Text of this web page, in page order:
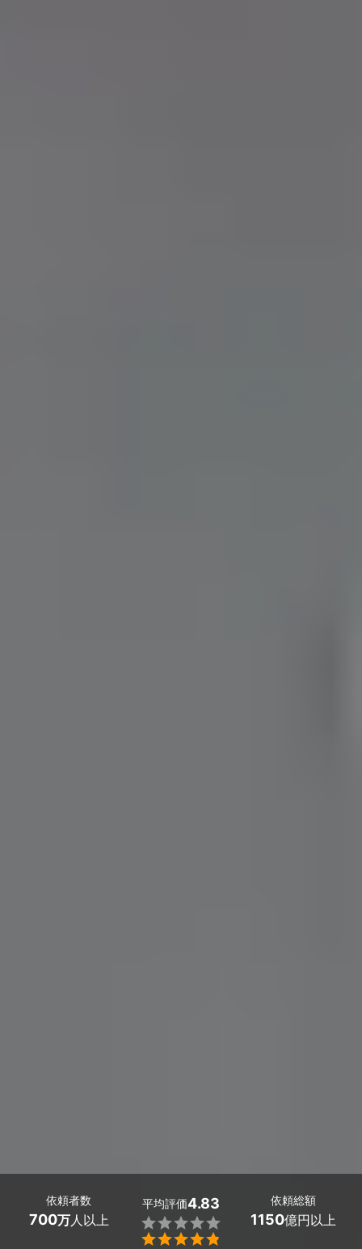
依頼者数
700万人以上
平均評価4.83


依頼総額
1150億円以上